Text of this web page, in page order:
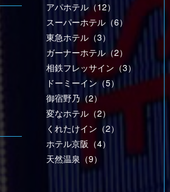
アパホテル（12）
スーパーホテル（6）
東急ホテル（3）
ガーナーホテル（2）
相鉄フレッサイン（3）
ドーミーイン（5）
御宿野乃（2）
変なホテル（2）
くれたけイン（2）
ホテル京阪（4）
天然温泉（9）